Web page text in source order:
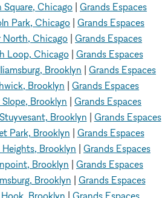
Square, Chicago Grands Espaces
Park, Chicago Grands Espaces
North, Chicago Grands Espaces
Loop, Chicago| Grands Espaces
Brooklyn
Grands Espaces
Brooklyn
Grands Espaces
Brooklyn
Grands Espaces
Brooklyn
Grands Espaces
Park, Brooklyn
Grands Espaces
Brooklyn
Grands Espaces
Brooklyn
Grands Espaces
Brooklyn
Grands Espaces
Brooklyn
Grands Espaces